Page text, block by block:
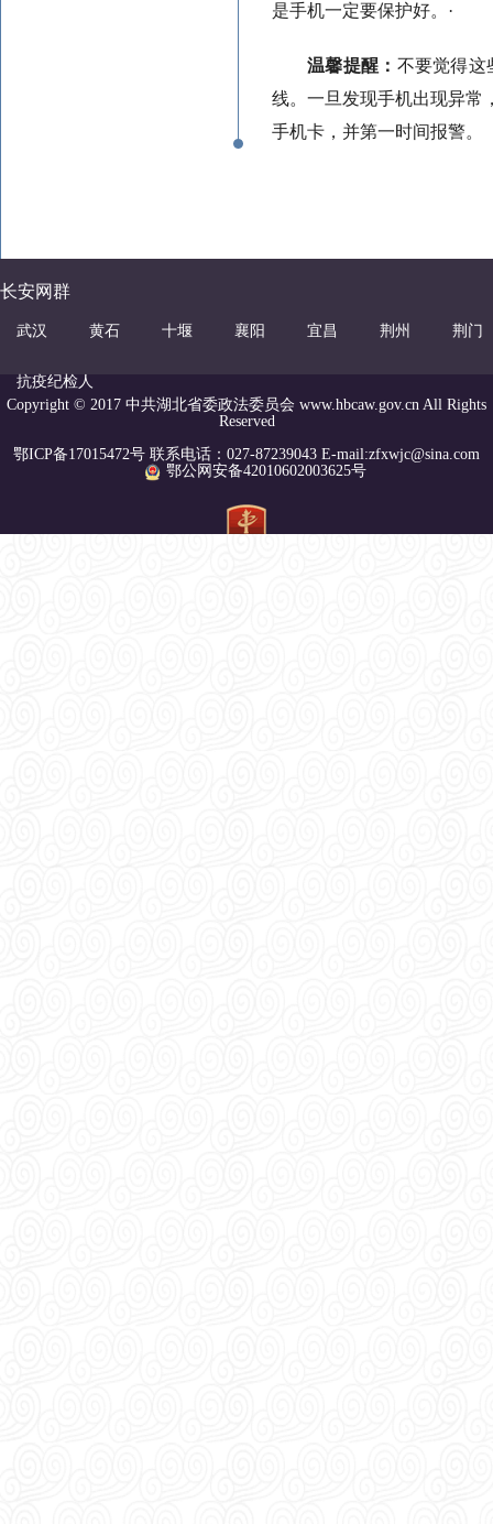
是手机一定要保护好。·
温馨提醒： 不要觉得这
线。一旦发现手机出现异常
手机卡，并第一时间报警。
长安网群
武汉 黄石 十堰 襄阳 宜昌 荆州 荆门
抗疫纪检人
Copyright © 2017 中共湖北省委政法委员会 www.hbcaw.gov.cn All Rights
Reserved
鄂ICP备17015472号 联系电话：027-87239043 E-mail:zfxwjc@sina.com
鄂公网安备42010602003625号